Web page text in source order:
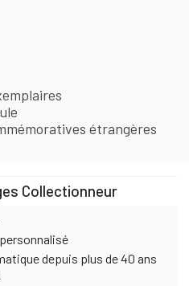
étrangères
Collectionneur
depuis plus de 40 ans